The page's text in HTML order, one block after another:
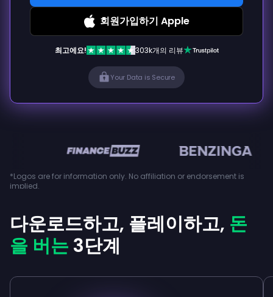
회원가입하기 Apple
최고에요! 303k개의 리뷰
Your Data is Secure
*Logos are for information only. No affiliation or endorsement is
implied.
다운로드하고, 플레이하고, 돈
을 버는 3단계